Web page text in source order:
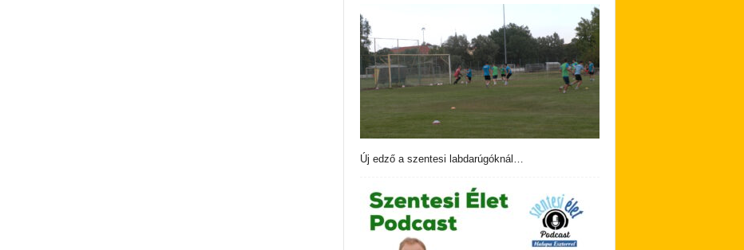
Új edző a szentesi labdarúgóknál…